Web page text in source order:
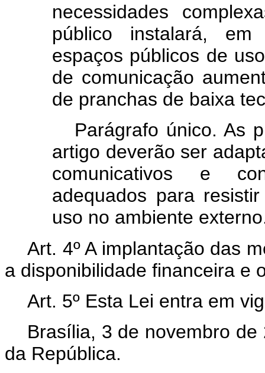
necessidades
público instalará,
espaços públicos de
de comunicação
de pranchas de baixa
Parágrafo único. As
artigo deverão ser
comunicativos e
adequados para
uso no ambiente
Art. 4º A implantação das
a disponibilidade financeira e
Art. 5º Esta Lei entra em
Brasília, 3 de novembro de
da República.